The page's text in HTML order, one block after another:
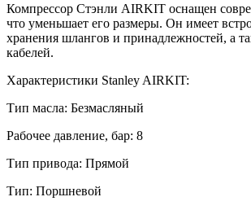
Компрессор Стэнли AIRKIT оснащен
что уменьшает его размеры. Он имеет
хранения шлангов и принадлежностей, а
кабелей.
Характеристики Stanley AIRKIT:
Тип масла: Безмасляный
Рабочее давление, бар: 8
Тип привода: Прямой
Тип: Поршневой